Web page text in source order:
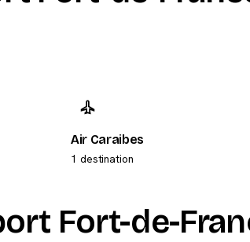
Air Caraibes
1 destination
Fort-de-